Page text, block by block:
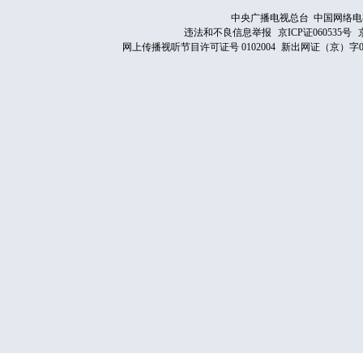
中央广播电视总台 中国网络
违法和不良信息举报
京ICP证060535号
网上传播视听节目许可证号 0102004 新出网证（京）